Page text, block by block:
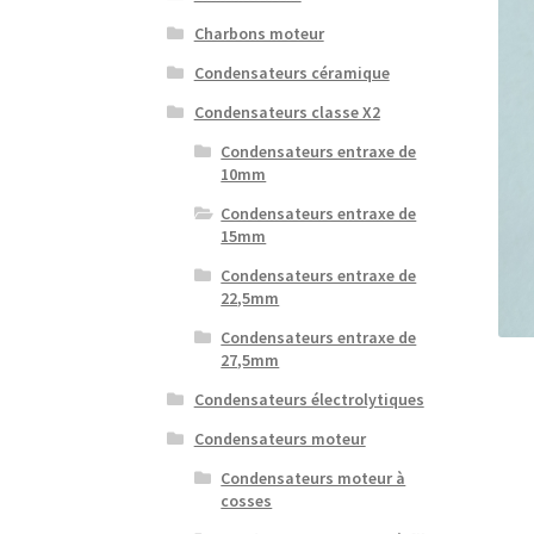
Charbons moteur
Condensateurs céramique
Condensateurs classe X2
Condensateurs entraxe de
10mm
Condensateurs entraxe de
15mm
Condensateurs entraxe de
22,5mm
Condensateurs entraxe de
27,5mm
Condensateurs électrolytiques
Condensateurs moteur
Condensateurs moteur à
cosses